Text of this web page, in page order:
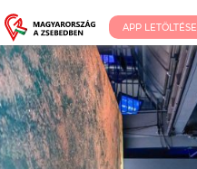
APP LETÖLTÉSE